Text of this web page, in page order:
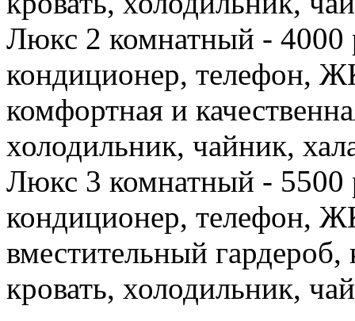
Люкс 2 комнатный - 4000
кондиционер, телефон,
комфортная и
холодильник, чайник,
Люкс 3 комнатный - 5500
кондиционер, телефон,
вместительный
кровать, холодильник,